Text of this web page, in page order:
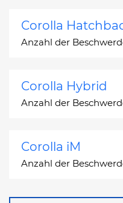
Corolla
Anzahl der
Corolla Hybrid
Anzahl der
Corolla iM
Anzahl der